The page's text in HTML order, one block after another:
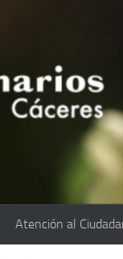
Atención al